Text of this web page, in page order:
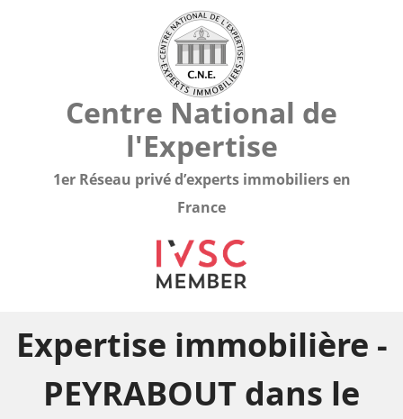
Centre National de
l'Expertise
1er Réseau privé d’experts immobiliers en
France
Expertise immobilière -
PEYRABOUT dans le